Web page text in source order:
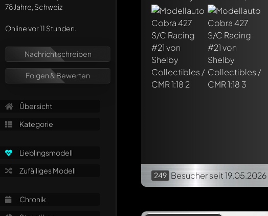
78 Jahre, Schweiz
Online vor 11 Stunden.
Nachricht schreiben
Folgen & Bewerten
Übersicht
Kategorie
Lieblingsmodell
Zufälliges Modell
Chronik
249 Besucherseit 19.05.2026